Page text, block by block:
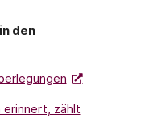
den
erinnert, zählt